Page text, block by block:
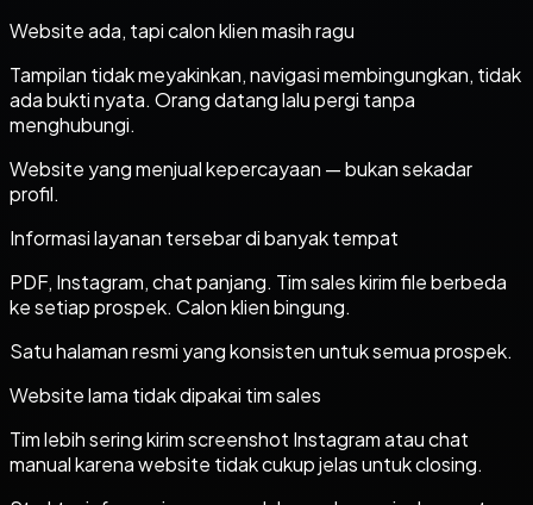
Website ada, tapi calon klien masih ragu
Tampilan tidak meyakinkan, navigasi membingungkan, tidak
ada bukti nyata. Orang datang lalu pergi tanpa
menghubungi.
Website yang menjual kepercayaan — bukan sekadar
profil.
Informasi layanan tersebar di banyak tempat
PDF, Instagram, chat panjang. Tim sales kirim file berbeda
ke setiap prospek. Calon klien bingung.
Satu halaman resmi yang konsisten untuk semua prospek.
Website lama tidak dipakai tim sales
Tim lebih sering kirim screenshot Instagram atau chat
manual karena website tidak cukup jelas untuk closing.